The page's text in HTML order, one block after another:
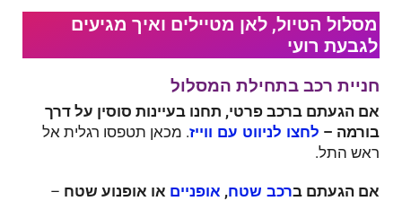
מסלול הטיול, לאן מטיילים ואיך מגיעים
לגבעת רועי
חניית רכב בתחילת המסלול
אם הגעתם ברכב פרטי, תחנו בעיינות סוסין על דרך
בורמה – לחצו לניווט עם ווייז. מכאן תטפסו רגלית אל
ראש התל.
אם הגעתם ברכב שטח, אופניים או אופנוע שטח –